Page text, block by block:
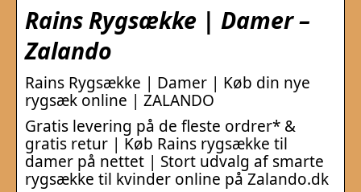
Rains Rygsække | Damer –
Zalando
Rains Rygsække | Damer | Køb din nye
rygsæk online | ZALANDO
Gratis levering på de fleste ordrer* &
gratis retur | Køb Rains rygsække til
damer på nettet | Stort udvalg af smarte
rygsække til kvinder online på Zalando.dk